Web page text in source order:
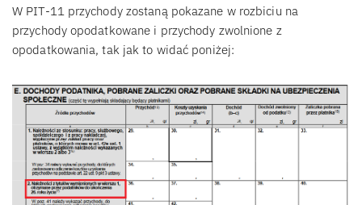
W PIT-11 przychody zostaną pokazane w rozbiciu na
przychody opodatkowane i przychody zwolnione z
opodatkowania, tak jak to widać poniżej: